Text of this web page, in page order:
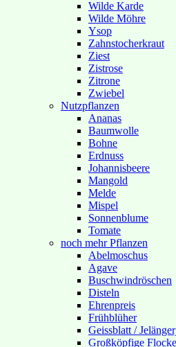
Wilde Karde
Wilde Möhre
Ysop
Zahnstocherkraut
Ziest
Zistrose
Zitrone
Zwiebel
Nutzpflanzen
Ananas
Baumwolle
Bohne
Erdnuss
Johannisbeere
Mangold
Melde
Mispel
Sonnenblume
Tomate
noch mehr Pflanzen
Abelmoschus
Agave
Buschwindröschen
Disteln
Ehrenpreis
Frühblüher
Geissblatt /
Großköpfige